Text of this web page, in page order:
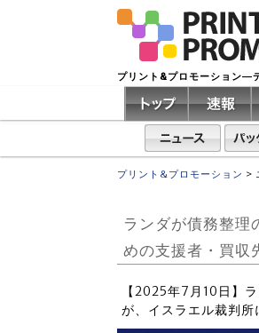
プリント&プロモーション
プリント&プロモーション >
ランダが債務整
めの支援者・買収
【2025年7月10日】
が、イスラエル裁判所